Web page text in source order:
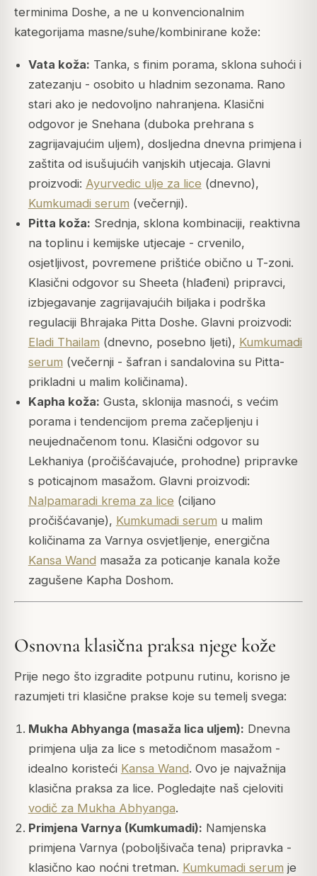
terminima Doshe, a ne u konvencionalnim
kategorijama masne/suhe/kombinirane kože:
Vata koža: Tanka, s finim porama, sklona suhoći i
zatezanju - osobito u hladnim sezonama. Rano
stari ako je nedovoljno nahranjena. Klasični
odgovor je Snehana (duboka prehrana s
zagrijavajućim uljem), dosljedna dnevna primjena i
zaštita od isušujućih vanjskih utjecaja. Glavni
proizvodi: Ayurvedic ulje za lice (dnevno),
Kumkumadi serum (večernji).
Pitta koža: Srednja, sklona kombinaciji, reaktivna
na toplinu i kemijske utjecaje - crvenilo,
osjetljivost, povremene prištiće obično u T-zoni.
Klasični odgovor su Sheeta (hlađeni) pripravci,
izbjegavanje zagrijavajućih biljaka i podrška
regulaciji Bhrajaka Pitta Doshe. Glavni proizvodi:
Eladi Thailam (dnevno, posebno ljeti), Kumkumadi
serum (večernji - šafran i sandalovina su Pitta-
prikladni u malim količinama).
Kapha koža: Gusta, sklonija masnoći, s većim
porama i tendencijom prema začepljenju i
neujednačenom tonu. Klasični odgovor su
Lekhaniya (pročišćavajuće, prohodne) pripravke
s poticajnom masažom. Glavni proizvodi:
Nalpamaradi krema za lice (ciljano
pročišćavanje), Kumkumadi serum u malim
količinama za Varnya osvjetljenje, energična
Kansa Wand masaža za poticanje kanala kože
zagušene Kapha Doshom.
Osnovna klasična praksa njege kože
Prije nego što izgradite potpunu rutinu, korisno je
razumjeti tri klasične prakse koje su temelj svega:
Mukha Abhyanga (masaža lica uljem): Dnevna
primjena ulja za lice s metodičnom masažom -
idealno koristeći Kansa Wand. Ovo je najvažnija
klasična praksa za lice. Pogledajte naš cjeloviti
vodič za Mukha Abhyanga.
Primjena Varnya (Kumkumadi): Namjenska
primjena Varnya (poboljšivača tena) pripravka -
klasično kao noćni tretman. Kumkumadi serum je